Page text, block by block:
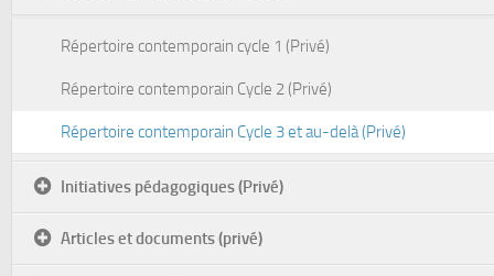
Répertoire contemporain cycle 1 (Privé)
Répertoire contemporain Cycle 2 (Privé)
Répertoire contemporain Cycle 3 et au-delà (Privé)
Initiatives pédagogiques (Privé)
Articles et documents (privé)